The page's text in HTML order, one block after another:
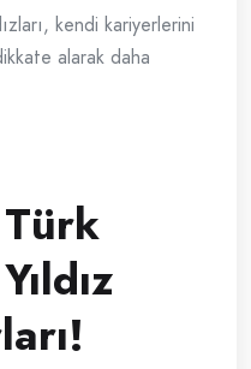
kendi kariyerlerini
alarak daha